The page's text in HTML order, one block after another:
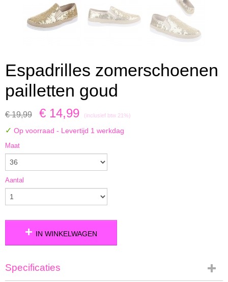
Espadrilles zomerschoenen
pailletten goud
€ 19,99 € 14,99 (inclusief btw 21%)
✓ Op voorraad - Levertijd 1 werkdag
Maat
Aantal
IN WINKELWAGEN
Specificaties